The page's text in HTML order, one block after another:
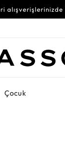
alışverişlerinizde
Çocuk